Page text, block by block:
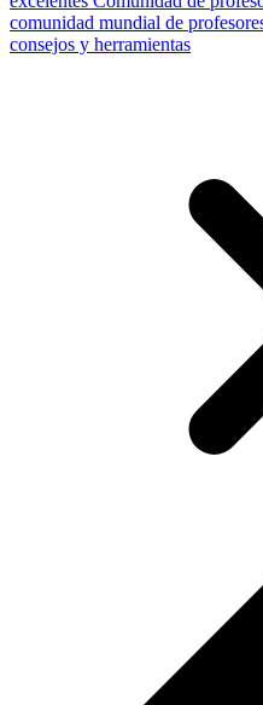
comunidad mundial de
consejos y herramientas